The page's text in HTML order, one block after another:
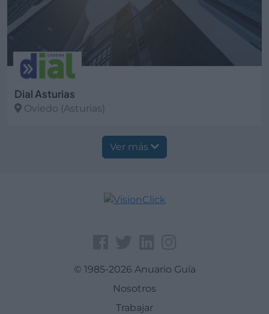
Dial Asturias
Oviedo (Asturias)
Ver más
© 1985-2026 Anuario Guía
Nosotros
Trabajar